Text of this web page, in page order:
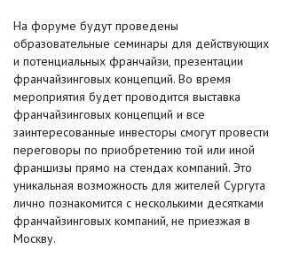
На форуме будут проведены
образовательные семинары для действующих
и потенциальных франчайзи, презентации
франчайзинговых концепций. Во время
мероприятия будет проводится выставка
франчайзинговых концепций и все
заинтересованные инвесторы смогут провести
переговоры по приобретению той или иной
франшизы прямо на стендах компаний. Это
уникальная возможность для жителей Сургута
лично познакомится с несколькими десятками
франчайзинговых компаний, не приезжая в
Москву.